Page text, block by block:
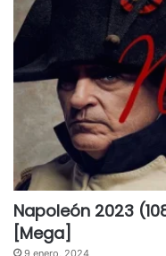
Napoleón 2023
[Mega]